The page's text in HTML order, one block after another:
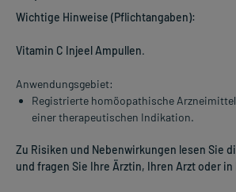
Wichtige Hinweise (Pflichtangaben):
Vitamin C Injeel Ampullen.
Anwendungsgebiet:
Registrierte homöopathische
einer therapeutischen Indikation.
Zu Risiken und Nebenwirkungen lesen Sie
und fragen Sie Ihre Ärztin, Ihren Arzt oder